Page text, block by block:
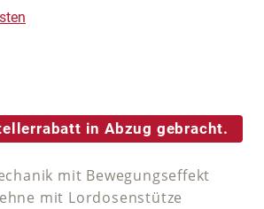
5 von 5 Sternen
in Abzug gebracht.
mit Bewegungseffekt
mit Lordosenstütze